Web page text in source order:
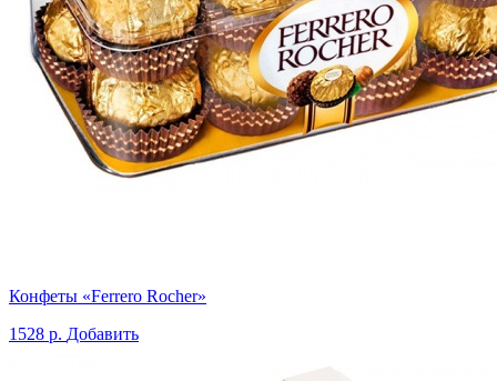
Конфеты «Ferrero Rocher»
1528 р. Добавить